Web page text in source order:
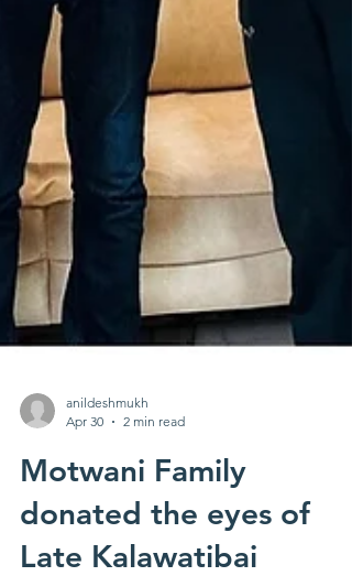
Apr 30
2 min read
Motwani Family
donated the eyes of